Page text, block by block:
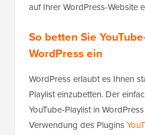
auf Ihrer WordPress-Website
So betten Sie
WordPress ein
WordPress erlaubt es Ihnen
Playlist einzubetten. Der
YouTube-Playlist in
Verwendung des Plugins